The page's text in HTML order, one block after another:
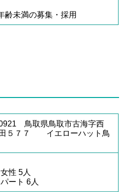
齢未満の募集・採用
鳥取県鳥取市古海字西
５７７ イエローハット鳥
性 5人
ート 6人